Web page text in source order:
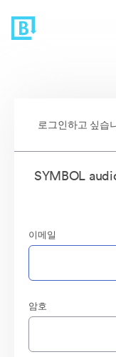
로그인하고 싶습
SYMBOL
이메일
암호